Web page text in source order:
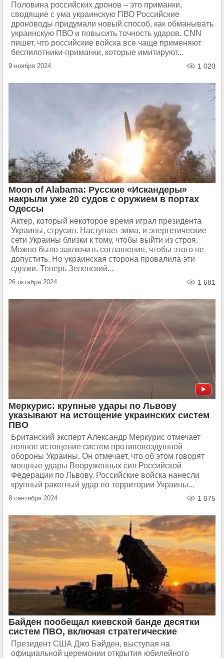
Половина российских дронов – это приманки,
сводящие с ума украинскую ПВО Российские
дроноводы придумали новый способ, как обманывать
украинскую ПВО и повысить точность ударов. CNN
пишет, что российские войска все чаще применяют
беспилотники-приманки, которые имитируют...
9 ноября 2024 1 020
Moon of Alabama: Русские «Искандеры»
накрыли уже 20 судов с оружием в портах
Одессы
Актер, который некоторое время играл президента
Украины, струсил. Наступает зима, и энергетические
сети Украины близки к тому, чтобы выйти из строя.
Можно было заключить соглашения, чтобы этого не
допустить. Но украинская сторона провалила эти
сделки. Теперь Зеленский...
26 октября 2024 1 681
Меркурис: крупные удары по Львову
указывают на истощение украинских систем
ПВО
Британский эксперт Александр Меркурис отмечает
полное истощение систем противовоздушной
обороны Украины. Он отмечает, что об этом говорят
мощные удары Вооруженных сил Российской
Федерации по Львову. Российские войска нанесли
крупный ракетный удар по территории Украины...
8 сентября 2024 1 075
Байден пообещал киевской банде десятки
систем ПВО, включая стратегические
Президент США Джо Байден, выступая на
официальной церемонии открытия юбилейного